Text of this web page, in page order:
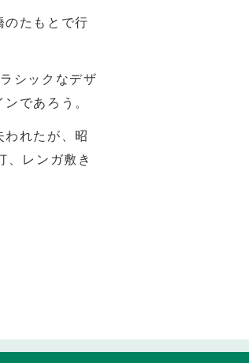
たもとで行
シックなデザ
であろう。
れたが、昭
、レンガ敷き